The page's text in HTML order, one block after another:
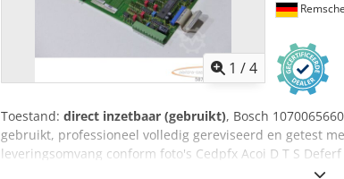
1 /4
Toestand: direct inzetbaar (gebruikt), Bosch
gebruikt, professioneel volledig gereviseerd en getest
leveringsomvang conform foto's Cedpfx Acoi D T S Deferf